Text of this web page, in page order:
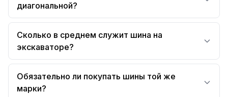
диагональной?
Сколько в среднем служит шина на
экскаваторе?
Обязательно ли покупать шины той же
марки?